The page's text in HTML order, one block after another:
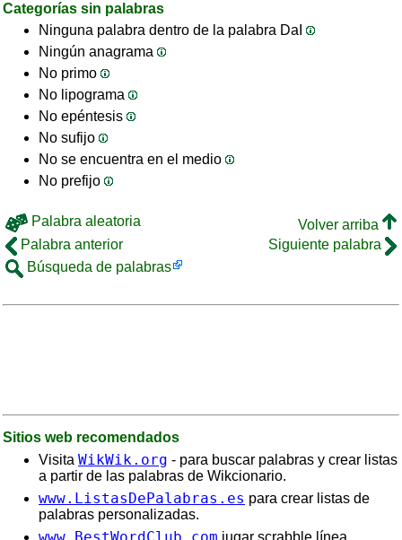
Categorías sin palabras
Ninguna palabra dentro de la palabra DaI
Ningún anagrama
No primo
No lipograma
No epéntesis
No sufijo
No se encuentra en el medio
No prefijo
Palabra aleatoria
Volver arriba
Palabra anterior
Siguiente palabra
Búsqueda de palabras
Sitios web recomendados
Visita WikWik.org - para buscar palabras y crear listas
a partir de las palabras de Wikcionario.
www.ListasDePalabras.es para crear listas de
palabras personalizadas.
jugar scrabble línea